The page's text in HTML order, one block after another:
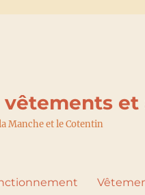
Manche et le Cotentin